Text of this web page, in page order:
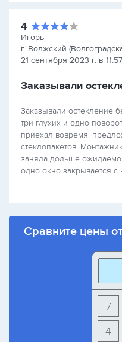
4
Игорь
г. Волжский
21 сентября 2023 г. в 11:57
Заказывали
Заказывали остекление
три глухих и одно
приехал вовремя,
стеклопакетов.
заняла дольше
одно окно закрывается
Сравните цены
7
4